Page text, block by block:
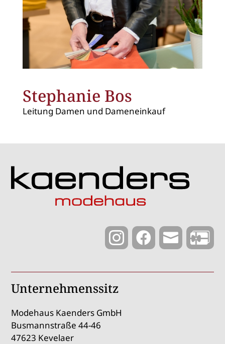
Stephanie Bos
Leitung Damen und Dameneinkauf



Unternehmenssitz
Modehaus Kaenders GmbH
Busmannstraße 44-46
47623 Kevelaer